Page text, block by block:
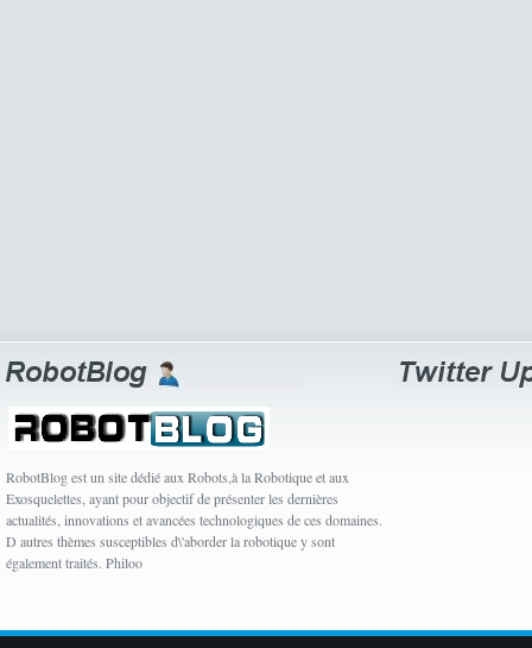
RobotBlog est un site dédié aux Robots,à la Robotique et aux
Exosquelettes, ayant pour objectif de présenter les dernières
actualités, innovations et avancées technologiques de ces domaines.
D autres thèmes susceptibles d\'aborder la robotique y sont
également traités. Philoo